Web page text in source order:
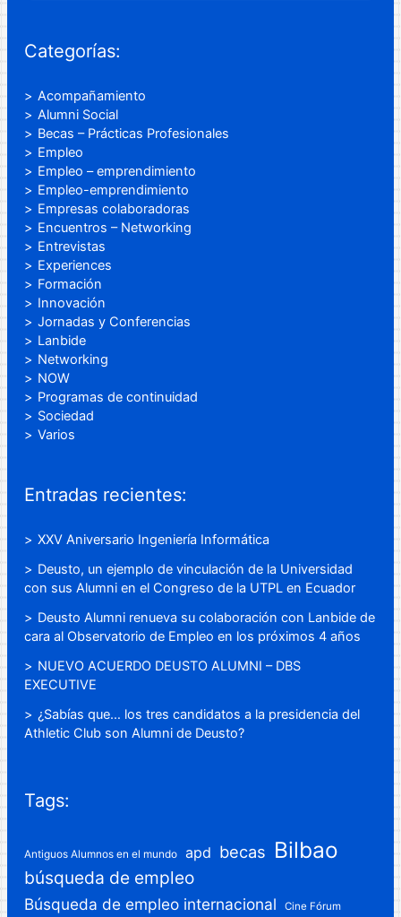
Categorías:
Acompañamiento
Alumni Social
Becas – Prácticas Profesionales
Empleo
Empleo – emprendimiento
Empleo-emprendimiento
Empresas colaboradoras
Encuentros – Networking
Entrevistas
Experiences
Formación
Innovación
Jornadas y Conferencias
Lanbide
Networking
NOW
Programas de continuidad
Sociedad
Varios
Entradas recientes:
XXV Aniversario Ingeniería Informática
Deusto, un ejemplo de vinculación de la Universidad
con sus Alumni en el Congreso de la UTPL en Ecuador
Deusto Alumni renueva su colaboración con Lanbide de
cara al Observatorio de Empleo en los próximos 4 años
NUEVO ACUERDO DEUSTO ALUMNI – DBS
EXECUTIVE
¿Sabías que… los tres candidatos a la presidencia del
Athletic Club son Alumni de Deusto?
Tags:
Antiguos Alumnos en el mundo apd becas Bilbao
búsqueda de empleo
Búsqueda de empleo internacional Cine Fórum